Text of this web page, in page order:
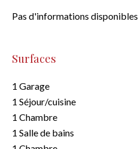
Pas d'informations disponibles
Surfaces
1 Garage
1 Séjour/cuisine
1 Chambre
1 Salle de bains